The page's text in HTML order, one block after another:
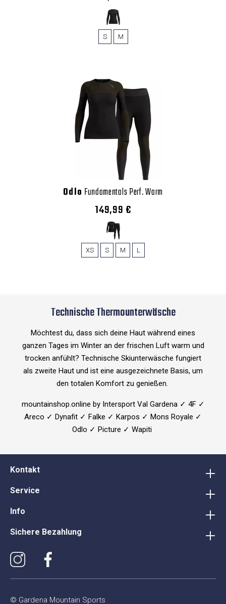
S M
Odlo Fundamentals Perf. Warm
149,99 €
XS S M L
Technische Thermounterwäsche
Möchtest du, dass sich deine Haut während eines
ganzen Tages im Winter an der frischen Luft warm und
trocken anfühlt? Technische Skiunterwäsche fungiert
als zweite Haut und ist eine ausgezeichnete Basis, um
den totalen Komfort zu genießen.
mountainshop.online by Intersport Val Gardena ✓ 4F ✓
Areco ✓ Dynafit ✓ Falke ✓ Karpos ✓ Mons Royale ✓
Odlo ✓ Picture ✓ Wapiti
Kontakt
Service
Info
Sichere Bezahlung
© Gardena Mountain Sports